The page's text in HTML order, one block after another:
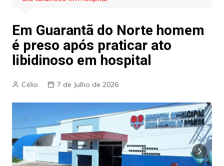
Em Guarantã do Norte homem
é preso após praticar ato
libidinoso em hospital
Célio 7 de Julho de 2026